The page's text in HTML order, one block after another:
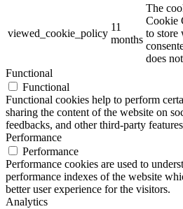
viewed_cookie_policy
11
months
The
Cookie
to store
does
Functional
Functional
Functional cookies help to perform
sharing the content of the website on
feedbacks, and other third-party
Performance
Performance
Performance cookies are used to
performance indexes of the website
better user experience for the visitors.
Analytics